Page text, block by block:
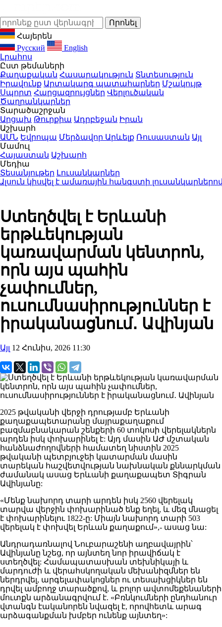
Հայերեն
Русский
English
Լրահոս
Ըստ թեմաների
Քաղաքական Հասարակություն Տնտեսություն
Իրավունք Արտակարգ պատահարներ Մշակույթ
Սպորտ Հարցազրույցներ Վերլուծական
Ծաղրանկարներ
Տարածաշրջան
Արցախ Թուրքիա Ադրբեջան Իրան
Աշխարհ
ԱՄՆ Եվրոպա Մերձավոր Արևելք Ռուսաստան Այլ
Մամուլ
Հայաստան Աշխարհ
Մեդիա
Տեսանյութեր Լուսանկարներ
կիսվել է ամառային հանգստի լուսանկարներով
Ստեղծվել է Երևանի
երթևեկության
կառավարման կենտրոն,
որն այս պահին
չափումներ,
ուսումնասիրություններ է
իրականացնում․ Ավինյան
Այլ 12 Հունիս, 2026 11:30
2025 թվականի վերջի դրությամբ Երևանի
քաղաքապետարանը մայրաքաղաքում
բազմաբնակարան շենքերի 60 տոկոսի վերելակներն
արդեն իսկ փոխարինել է: Այդ մասին ԱԺ մշտական
հանձնաժողովների համատեղ նիստին 2025
թվականի պետբյուջեի կատարման մասին
տարեկան հաշվետվության նախնական քննարկման
ժամանակ ասաց Երևանի քաղաքապետ Տիգրան
Ավինյանը:
«Մենք նախորդ տարի արդեն իսկ 2560 վերելակ
տարվա վերջին փոխարինած ենք եղել, և մեզ մնացել
է փոխարինելու 1822-ը: Միայն նախորդ տարի 503
վերելակ է փոխվել Երևան քաղաքում»,- ասաց նա:
Անդրադառնալով Նուբարաշենի աղբավայրին՝
Ավինյանը նշեց, որ այնտեղ նոր իրավիճակ է
ստեղծվել: Համապատասխան տեխնիկայի և
մարդուժի և վերահսկողական մեխանիզմներ են
ներդրվել, արգելափակոցներ ու տեսախցիկներ են
դրվել ամբողջ տարածքով, և բոլոր ավտոմեքենաների
մուտքն արձանագրվում է. «Բռնկումների ընդհանուր
վտանգն էականորեն նվազել է, որովհետև արագ
արձագանքման խմբեր ունենք այնտեղ»: